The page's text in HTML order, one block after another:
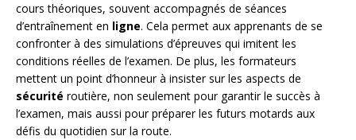
cours théoriques, souvent accompagnés de séances
d’entraînement en ligne. Cela permet aux apprenants de se
confronter à des simulations d’épreuves qui imitent les
conditions réelles de l’examen. De plus, les formateurs
mettent un point d’honneur à insister sur les aspects de
sécurité routière, non seulement pour garantir le succès à
l’examen, mais aussi pour préparer les futurs motards aux
défis du quotidien sur la route.